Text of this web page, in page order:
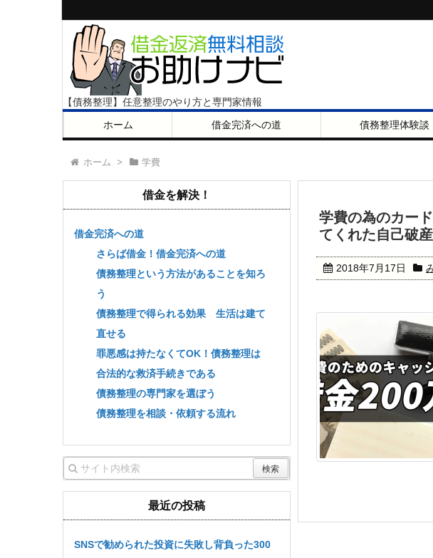
【債務整理】任意整理のやり方と専門家情報
ホーム
借金完済への道 債務整理体験談
ホーム > 学費
学費の為のカー
てくれた自己破産
2018年7月17日
借金を解決！
借金完済への道
さらば借金！借金完済への道
債務整理という方法があることを知ろ
う
債務整理で得られる効果 生活は建て
直せる
罪悪感は持たなくてOK！債務整理は
合法的な救済手続きである
債務整理の専門家を選ぼう
債務整理を相談・依頼する流れ
最近の投稿
SNSで勧められた投資に失敗し背負った300